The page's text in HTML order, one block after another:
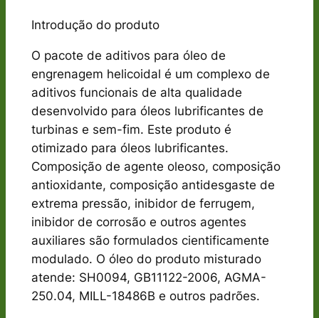
Introdução do produto
O pacote de aditivos para óleo de
engrenagem helicoidal é um complexo de
aditivos funcionais de alta qualidade
desenvolvido para óleos lubrificantes de
turbinas e sem-fim. Este produto é
otimizado para óleos lubrificantes.
Composição de agente oleoso, composição
antioxidante, composição antidesgaste de
extrema pressão, inibidor de ferrugem,
inibidor de corrosão e outros agentes
auxiliares são formulados cientificamente
modulado. O óleo do produto misturado
atende: SH0094, GB11122-2006, AGMA-
250.04, MILL-18486B e outros padrões.